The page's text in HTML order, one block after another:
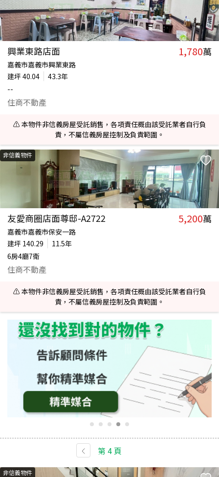
興業東路店面 1,780萬
嘉義市嘉義市興業東路
建坪 40.04
43.3年
--
住商不動產
⚠️ 本物件非信義房屋受託銷售，各項責任概由該受託業者自行負
責，不屬信義房屋控制及負責範圍。
非信義物件
友愛商圈店面尊邸-A2722 5,200萬
嘉義市嘉義市保安一路
建坪 140.29
11.5年
6房4廳7衛
住商不動產
⚠️ 本物件非信義房屋受託銷售，各項責任概由該受託業者自行負
責，不屬信義房屋控制及負責範圍。
第 4頁
非信義物件